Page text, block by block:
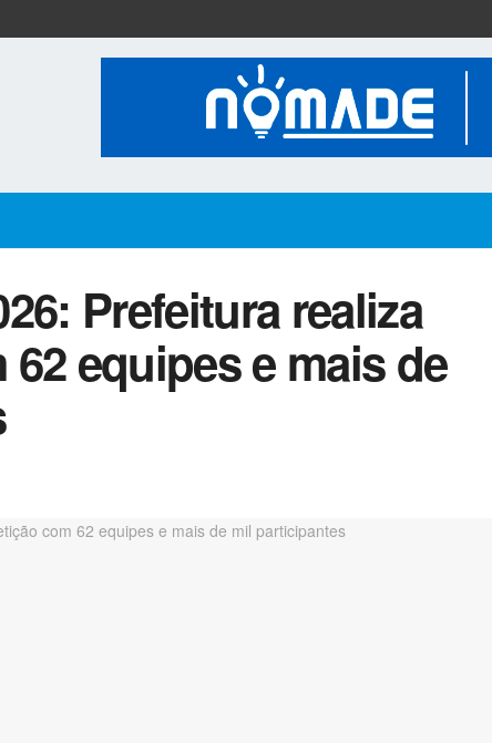
Prefeitura realiza
equipes e mais de